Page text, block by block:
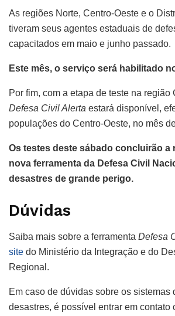
As regiões Norte, Centro-Oeste e o
tiveram seus agentes estaduais de
capacitados em maio e junho passado.
Este mês, o serviço será habilitado
Por fim, com a etapa de teste na região
Defesa Civil Alerta estará disponível,
populações do Centro-Oeste, no mês
Os testes deste sábado concluirão a
nova ferramenta da Defesa Civil
desastres de grande perigo.
Dúvidas
Saiba mais sobre a ferramenta Defesa
site do Ministério da Integração e do
Regional.
Em caso de dúvidas sobre os sistemas
desastres, é possível entrar em contato